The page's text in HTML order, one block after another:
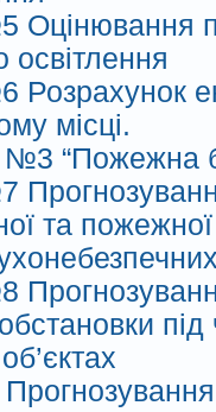
Оцінювання
освітлення
місці.
“Пожежна
та
під